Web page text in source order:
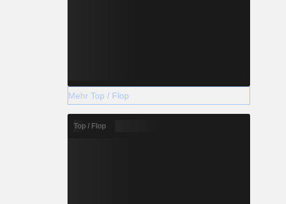
Mehr Top / Flop
Top / Flop